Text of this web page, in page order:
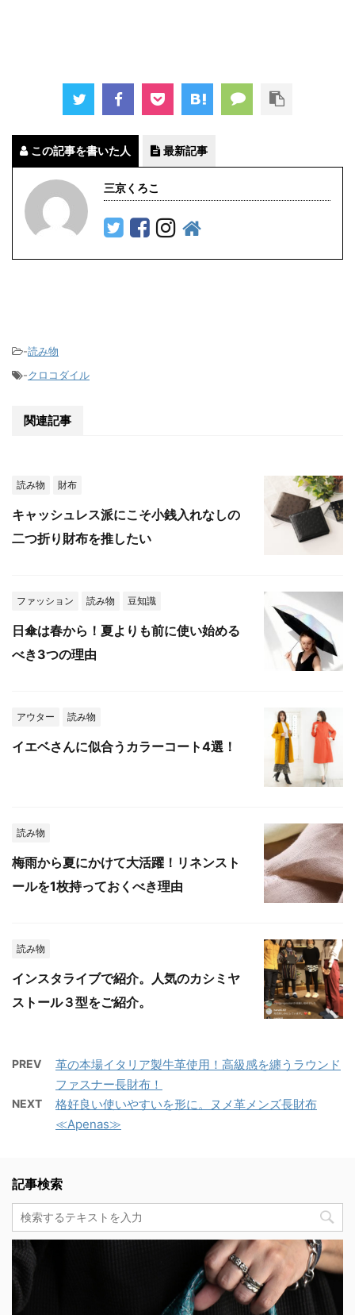
この記事を書いた人 最新記事
三京くろこ
-読み物
-クロコダイル
関連記事
読み物 財布
キャッシュレス派にこそ小銭入れなしの
二つ折り財布を推したい
ファッション 読み物 豆知識
日傘は春から！夏よりも前に使い始める
べき3つの理由
アウター 読み物
イエベさんに似合うカラーコート4選！
読み物
梅雨から夏にかけて大活躍！リネンスト
ールを1枚持っておくべき理由
読み物
インスタライブで紹介。人気のカシミヤ
ストール３型をご紹介。
PREV
革の本場イタリア製牛革使用！高級感を纏うラウンド
ファスナー長財布！
NEXT
格好良い使いやすいを形に。ヌメ革メンズ長財布
≪Apenas≫
記事検索